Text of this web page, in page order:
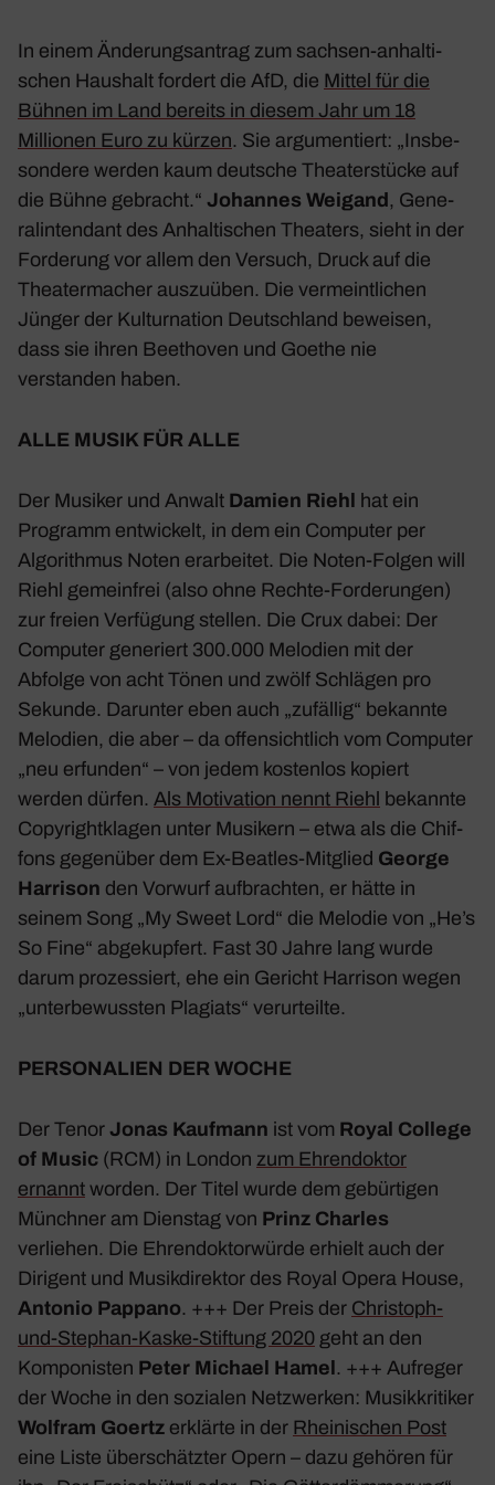
In einem Ände­rungs­an­trag zum sachsen-anhal­ti­
schen Haus­halt fordert die AfD, die Mittel für die
Bühnen im Land bereits in diesem Jahr um 18
Millionen Euro zu kürzen. Sie argu­men­tiert: „Insbe­
son­dere werden kaum deut­sche Thea­ter­stücke auf
die Bühne gebracht.“ Johannes Weigand, Gene­
ral­inten­dant des Anhal­ti­schen Thea­ters, sieht in der
Forde­rung vor allem den Versuch, Druck auf die
Thea­ter­ma­cher auszu­üben. Die vermeint­li­chen
Jünger der Kultur­na­tion Deutsch­land beweisen,
dass sie ihren Beet­hoven und Goethe nie
verstanden haben.
ALLE MUSIK FÜR ALLE
Der Musiker und Anwalt Damien Riehl hat ein
Programm entwi­ckelt, in dem ein Computer per
Algo­rithmus Noten erar­beitet. Die Noten-Folgen will
Riehl gemein­frei (also ohne Rechte-Forde­rungen)
zur freien Verfü­gung stellen. Die Crux dabei: Der
Computer gene­riert 300.000 Melo­dien mit der
Abfolge von acht Tönen und zwölf Schlägen pro
Sekunde. Darunter eben auch „zufällig“ bekannte
Melo­dien, die aber – da offen­sicht­lich vom Computer
„neu erfunden“ – von jedem kostenlos kopiert
werden dürfen. Als Moti­va­tion nennt Riehl bekannte
Copy­right­klagen unter Musi­kern – etwa als die Chif­
fons gegen­über dem Ex-Beatles-Mitglied George
Harrison den Vorwurf aufbrachten, er hätte in
seinem Song „My Sweet Lord“ die Melodie von „He’s
So Fine“ abge­kup­fert. Fast 30 Jahre lang wurde
darum prozes­siert, ehe ein Gericht Harrison wegen
„unter­be­wussten Plagiats“ verur­teilte.
PERSO­NA­LIEN DER WOCHE
Der Tenor Jonas Kauf­mann ist vom Royal College
of Music (RCM) in London zum Ehren­doktor
ernannt worden. Der Titel wurde dem gebür­tigen
Münchner am Dienstag von Prinz Charles
verliehen. Die Ehren­dok­tor­würde erhielt auch der
Diri­gent und Musik­di­rektor des Royal Opera House,
Antonio Pappano. +++ Der Preis der Chris­toph-
und-Stephan-Kaske-Stif­tung 2020 geht an den
Kompo­nisten Peter Michael Hamel. +++ Aufreger
der Woche in den sozialen Netz­werken: Musik­kri­tiker
Wolfram Goertz erklärte in der Rhei­ni­schen Post
eine Liste über­schätzter Opern – dazu gehören für